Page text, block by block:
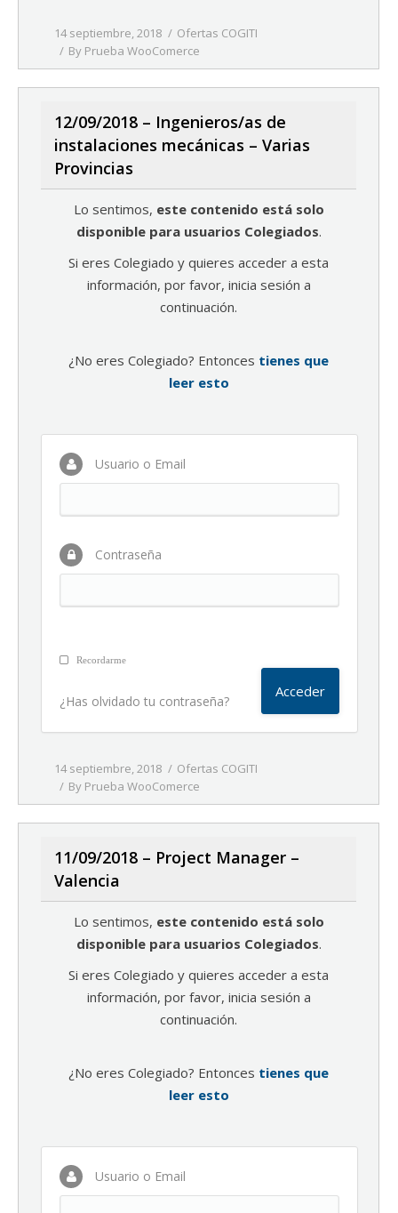
14 septiembre, 2018
Ofertas COGITI
By Prueba WooComerce
12/09/2018 – Ingenieros/as de
instalaciones mecánicas – Varias
Provincias
Lo sentimos, este contenido está solo
disponible para usuarios Colegiados.
Si eres Colegiado y quieres acceder a esta
información, por favor, inicia sesión a
continuación.
¿No eres Colegiado? Entonces tienes que
leer esto
Usuario o Email
Contraseña
Recordarme
¿Has olvidado tu contraseña?
14 septiembre, 2018
Ofertas COGITI
By Prueba WooComerce
11/09/2018 – Project Manager –
Valencia
Lo sentimos, este contenido está solo
disponible para usuarios Colegiados.
Si eres Colegiado y quieres acceder a esta
información, por favor, inicia sesión a
continuación.
¿No eres Colegiado? Entonces tienes que
leer esto
Usuario o Email